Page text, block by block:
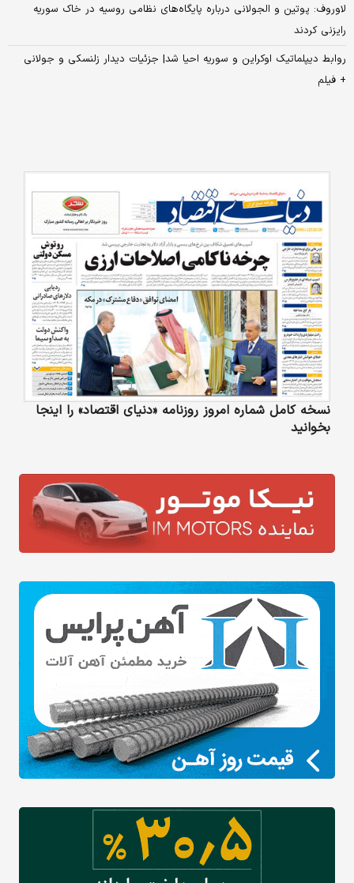
لاوروف: پوتین و الجولانی درباره پایگاه‌های نظامی روسیه در خاک سوریه
رایزنی کردند
روابط دیپلماتیک اوکراین و سوریه احیا شد| جزئیات دیدار زلنسکی و جولانی
+ فیلم
نسخه کامل شماره امروز روزنامه «دنیای‌ اقتصاد» را اینجا
بخوانید